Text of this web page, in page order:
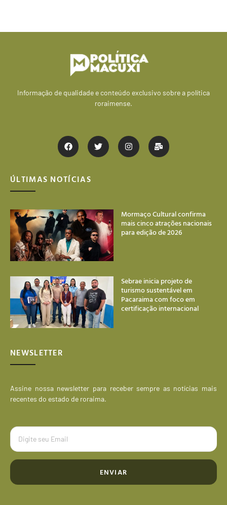
Informação de qualidade e conteúdo exclusivo sobre a política
roraimense.
ÚLTIMAS NOTÍCIAS
Mormaço Cultural confirma
mais cinco atrações nacionais
para edição de 2026
Sebrae inicia projeto de
turismo sustentável em
Pacaraima com foco em
certificação internacional
NEWSLETTER
Assine nossa newsletter para receber sempre as notícias mais
recentes do estado de roraima.
ENVIAR